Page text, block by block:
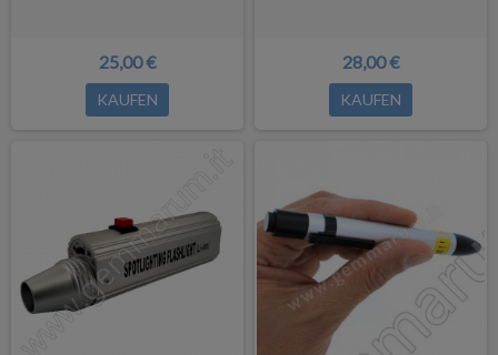
25,00 €
KAUFEN
28,00 €
KAUFEN